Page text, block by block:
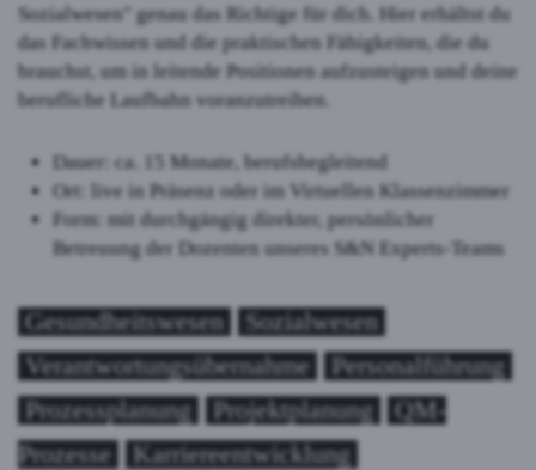
Sozialwesen" genau das Richtige für dich. Hier erhältst du
das Fachwissen und die praktischen Fähigkeiten, die du
brauchst, um in leitende Positionen aufzusteigen und deine
berufliche Laufbahn voranzutreiben.
Dauer: ca. 15 Monate, berufsbegleitend
Ort: live in Präsenz oder im Virtuellen Klassenzimmer
Form: mit durchgängig direkter, persönlicher
Betreuung der Dozenten unseres S&N Experts-Teams
Gesundheitswesen
Sozialwesen
Verantwortungsübernahme
Personalführung
Prozessplanung
Projektplanung
QM-
Prozesse
Karriereentwicklung